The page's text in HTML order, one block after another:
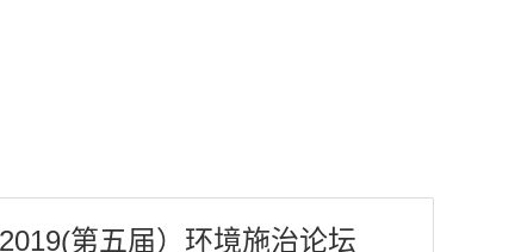
2019(第五届）环境施治论坛